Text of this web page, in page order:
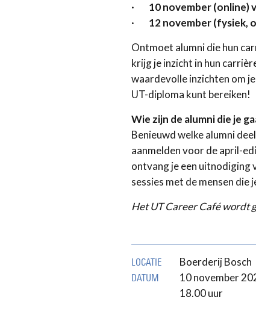
· 10 november (online)
· 12 november (fysiek,
Ontmoet alumni die hun
krijg je inzicht in hun
waardevolle inzichten om
UT-diploma kunt bereiken!
Wie zijn de alumni die je
Benieuwd welke alumni
aanmelden voor de april-
ontvang je een uitnodiging
sessies met de mensen
Het UT Career Café wordt
LOCATIE Boerderij Bosch
DATUM
10 november
18.00 uur